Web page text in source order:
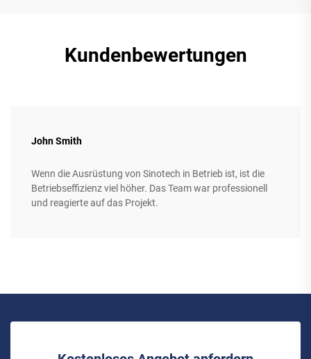
Kundenbewertungen
John Smith
Wenn die Ausrüstung von Sinotech in Betrieb ist, ist die
Betriebseffizienz viel höher. Das Team war professionell
und reagierte auf das Projekt.